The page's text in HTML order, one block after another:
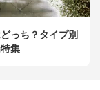
っち？タイプ別
集